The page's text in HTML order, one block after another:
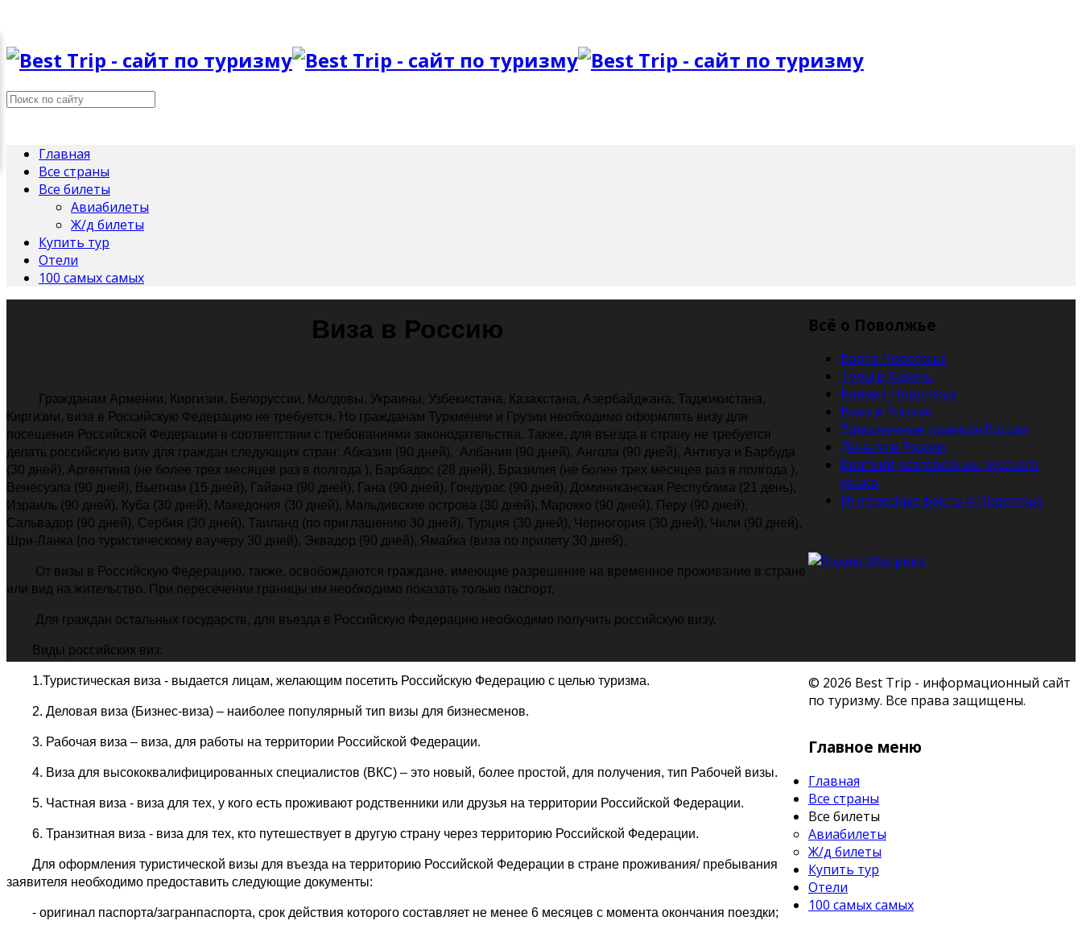
Главная
Все страны
Все билеты
Авиабилеты
Ж/д билеты
Купить тур
Отели
100 самых самых
Виза в Россию
Гражданам Армении, Киргизии, Белоруссии, Молдовы, Украины, Узбекистана, Казахстана, Азербайджана, Таджикистана,
Киргизии, виза в Российскую Федерацию не требуется. Но гражданам Туркмении и Грузии необходимо оформлять визу для
посещения Российской Федерации в соответствии с требованиями законодательства. Также, для въезда в страну не требуется
делать российскую визу для граждан следующих стран: Абхазия (90 дней), Албания (90 дней), Ангола (90 дней), Антигуа и Барбуда
(30 дней), Аргентина (не более трех месяцев раз в полгода ), Барбадос (28 дней), Бразилия (не более трех месяцев раз в полгода ),
Венесуэла (90 дней), Вьетнам (15 дней), Гайана (90 дней), Гана (90 дней), Гондурас (90 дней), Доминиканская Республика (21 день),
Израиль (90 дней), Куба (30 дней), Македония (30 дней), Мальдивские острова (30 дней), Марокко (90 дней), Перу (90 дней),
Сальвадор (90 дней), Сербия (30 дней), Таиланд (по приглашению 30 дней), Турция (30 дней), Черногория (30 дней), Чили (90 дней),
Шри-Ланка (по туристическому ваучеру 30 дней), Эквадор (90 дней), Ямайка (виза по прилету 30 дней).
От визы в Российскую Федерацию, также, освобождаются граждане, имеющие разрешение на временное проживание в стране
или вид на жительство. При пересечении границы им необходимо показать только паспорт.
Для граждан остальных государств, для въезда в Российскую Федерацию необходимо получить российскую визу.
Виды российских виз:
1.Туристическая виза - выдается лицам, желающим посетить Российскую Федерацию с целью туризма.
2. Деловая виза (Бизнес-виза) – наиболее популярный тип визы для бизнесменов.
3. Рабочая виза – виза, для работы на территории Российской Федерации.
4. Виза для высококвалифицированных специалистов (ВКС) – это новый, более простой, для получения, тип Рабочей визы.
5. Частная виза - виза для тех, у кого есть проживают родственники или друзья на территории Российской Федерации.
6. Транзитная виза - виза для тех, кто путешествует в другую страну через территорию Российской Федерации.
Для оформления туристической визы для въезда на территорию Российской Федерации в стране проживания/ пребывания
заявителя необходимо предоставить следующие документы:
- оригинал паспорта/загранпаспорта, срок действия которого составляет не менее 6 месяцев с момента окончания поездки;
Всё о Поволжье
Карта Поволжья
Туры в Казань
Климат Поволжья
Виза в Россию
Таможенные правила России
Деньги в России
Краткий разговорник русского
языка
Интересные факты о Поволжье
© 2026 Best Trip - информационный сайт
по туризму. Все права защищены.
Главное меню
Главная
Все страны
Все билеты
Авиабилеты
Ж/д билеты
Купить тур
Отели
100 самых самых